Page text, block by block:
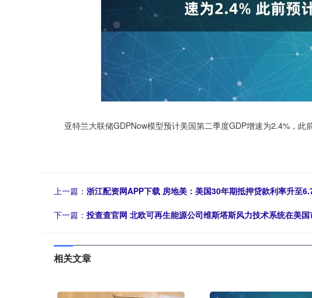
亚特兰大联储GDPNow模型预计美国第二季度GDP增速为2.4%，此前
上一篇： 浙江配资网APP下载 房地美：美国30年期抵押贷款利率升至
下一篇： 投查查官网 北欧可再生能源公司维斯塔斯风力技术系统在美
相关文章